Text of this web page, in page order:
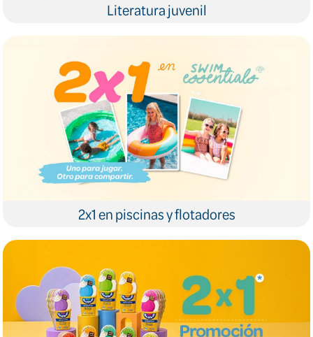
Literatura juvenil
2x1 en piscinas y flotadores